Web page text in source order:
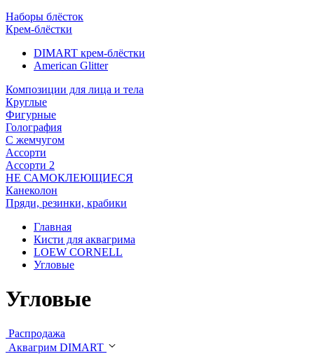
Наборы блёсток
Крем-блёстки
DIMART крем-блёстки
American Glitter
Композиции для лица и тела
Круглые
Фигурные
Голография
С жемчугом
Ассорти
Ассорти 2
НЕ САМОКЛЕЮЩИЕСЯ
Канеколон
Пряди, резинки, крабики
Главная
Кисти для аквагрима
LOEW CORNELL
Угловые
Угловые
Распродажа
Аквагрим DIMART